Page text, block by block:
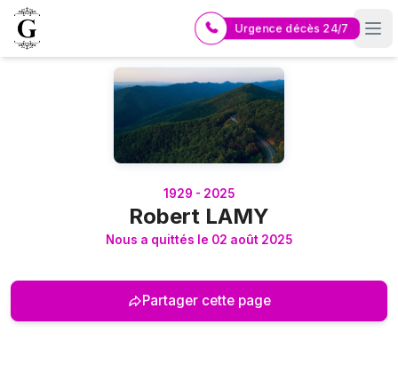
Logo Pompes Funèbres GUERIN
Urgence décès 24/7
1929 - 2025
Robert LAMY
Nous a quittés le 02 août 2025
Partager cette page